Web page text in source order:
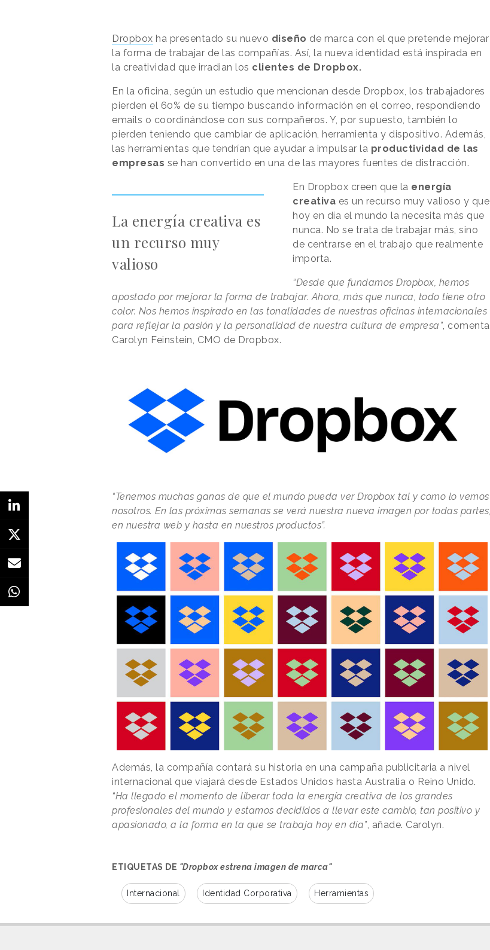
Dropbox ha presentado su nuevo diseño de marca con el que pretende mejorar
la forma de trabajar de las compañías. Así, la nueva identidad está inspirada en
la creatividad que irradian los clientes de Dropbox.
En la oficina, según un estudio que mencionan desde Dropbox, los trabajadores
pierden el 60% de su tiempo buscando información en el correo, respondiendo
emails o coordinándose con sus compañeros. Y, por supuesto, también lo
pierden teniendo que cambiar de aplicación, herramienta y dispositivo. Además,
las herramientas que tendrían que ayudar a impulsar la productividad de las
empresas se han convertido en una de las mayores fuentes de distracción.
La energía creativa es
un recurso muy
valioso
En Dropbox creen que la energía
creativa es un recurso muy valioso y que
hoy en día el mundo la necesita más que
nunca. No se trata de trabajar más, sino
de centrarse en el trabajo que realmente
importa.
“Desde que fundamos Dropbox, hemos
apostado por mejorar la forma de trabajar. Ahora, más que nunca, todo tiene otro
color. Nos hemos inspirado en las tonalidades de nuestras oficinas internacionales
para reflejar la pasión y la personalidad de nuestra cultura de empresa”, comenta
Carolyn Feinstein, CMO de Dropbox.
“Tenemos muchas ganas de que el mundo pueda ver Dropbox tal y como lo vemos
nosotros. En las próximas semanas se verá nuestra nueva imagen por todas partes,
en nuestra web y hasta en nuestros productos”.
Además, la compañía contará su historia en una campaña publicitaria a nivel
internacional que viajará desde Estados Unidos hasta Australia o Reino Unido.
“Ha llegado el momento de liberar toda la energía creativa de los grandes
profesionales del mundo y estamos decididos a llevar este cambio, tan positivo y
apasionado, a la forma en la que se trabaja hoy en día”, añade. Carolyn.
ETIQUETAS DE "Dropbox estrena imagen de marca"
Internacional Identidad Corporativa Herramientas